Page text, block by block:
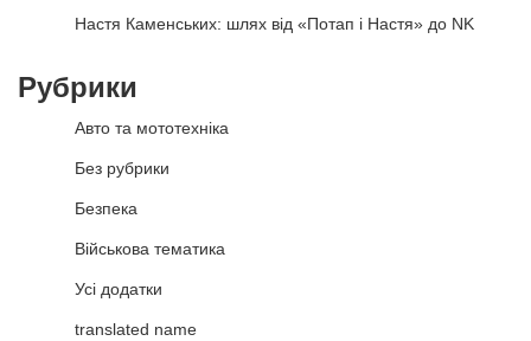
Настя Каменських: шлях від «Потап і Настя» до NK
Рубрики
Авто та мототехніка
Без рубрики
Безпека
Військова тематика
Усі додатки
translated name